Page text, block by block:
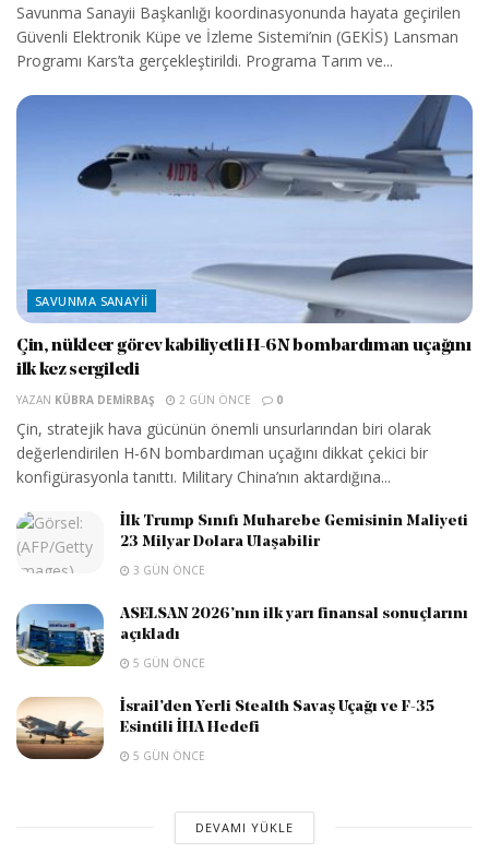
Savunma Sanayii Başkanlığı koordinasyonunda hayata geçirilen
Güvenli Elektronik Küpe ve İzleme Sistemi’nin (GEKİS) Lansman
Programı Kars’ta gerçekleştirildi. Programa Tarım ve...
SAVUNMA SANAYII
Çin, nükleer görev kabiliyetli H-6N bombardıman uçağını
ilk kez sergiledi
YAZAN KÜBRA DEMIRBAŞ 2 GÜN ÖNCE 0
Çin, stratejik hava gücünün önemli unsurlarından biri olarak
değerlendirilen H-6N bombardıman uçağını dikkat çekici bir
konfigürasyonla tanıttı. Military China’nın aktardığına...
İlk Trump Sınıfı Muharebe Gemisinin Maliyeti
23 Milyar Dolara Ulaşabilir
3 GÜN ÖNCE
ASELSAN 2026’nın ilk yarı finansal sonuçlarını
açıkladı
5 GÜN ÖNCE
İsrail’den Yerli Stealth Savaş Uçağı ve F-35
Esintili İHA Hedefi
5 GÜN ÖNCE
DEVAMI YÜKLE